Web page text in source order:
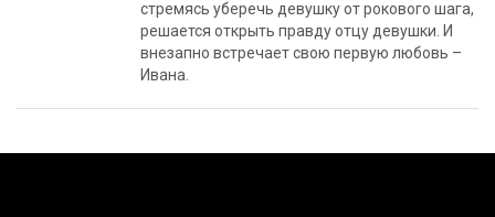
стремясь уберечь девушку от рокового шага,
решается открыть правду отцу девушки. И
внезапно встречает свою первую любовь –
Ивана.